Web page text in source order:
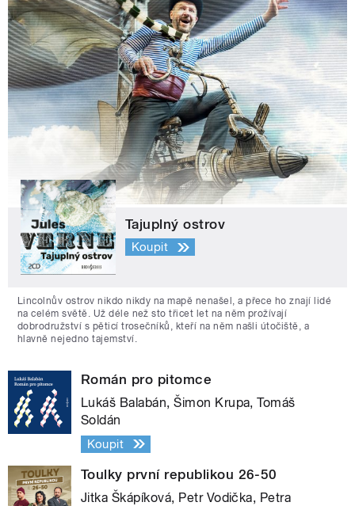
Tajuplný ostrov
Koupit
Lincolnův ostrov nikdo nikdy na mapě nenašel, a přece ho znají lidé
na celém světě. Už déle než sto třicet let na něm prožívají
dobrodružství s pěticí trosečníků, kteří na něm našli útočiště, a
hlavně nejedno tajemství.
Román pro pitomce
Lukáš Balabán, Šimon Krupa, Tomáš
Soldán
Koupit
Toulky první republikou 26-50
Jitka Škápíková, Petr Vodička, Petra